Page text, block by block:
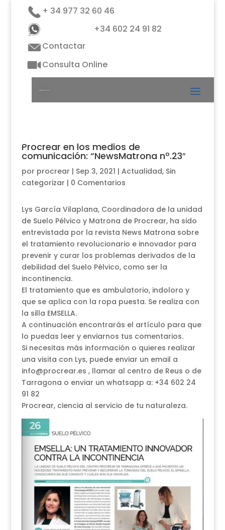
+ 34 977 32 60 46
+34 602 24 91 82
Contactar
Consulta Online
Procrear en los medios de
comunicación: “NewsMatrona nº.23″
por procrear | Sep 3, 2021 | Actualidad, Sin
categorizar | 0 Comentarios
Lys García Vilaplana, Coordinadora de la unidad
de Suelo Pélvico y Matrona de Procrear, ha sido
entrevistada por la revista News Matrona sobre
el tratamiento revolucionario e innovador para
prevenir y curar los problemas derivados de la
debilidad del Suelo Pélvico, como ser la
incontinencia.
El tratamiento que es ambulatorio, indoloro y
que se aplica con la ropa puesta. Se realiza con
la silla EMSELLA.
A continuación encontrarás el artículo para que
lo puedas leer y enviarnos tus comentarios.
Si necesitas más información o quieres realizar
una visita con Lys, puede enviar un email a
info@procrear.es , llamar al centro de Reus o de
Tarragona o enviar un whatsapp a: +34 602 24
91 82
Procrear, ciencia al servicio de tu naturaleza.